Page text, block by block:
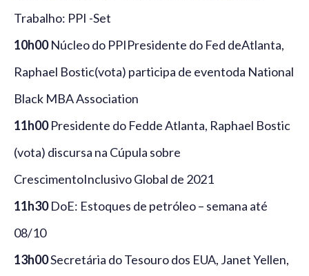
Trabalho: PPI -Set
10h00Núcleo do PPIPresidente do Fed deAtlanta,
Raphael Bostic(vota) participa de eventoda National
Black MBA Association
11h00Presidente do Fedde Atlanta, Raphael Bostic
(vota) discursa na Cúpula sobre
CrescimentoInclusivo Global de 2021
11h30DoE: Estoques de petróleo – semana até
08/10
13h00Secretária do Tesouro dos EUA, Janet Yellen,